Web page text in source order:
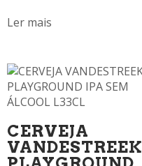
Ler mais
CERVEJA
VANDESTREEK